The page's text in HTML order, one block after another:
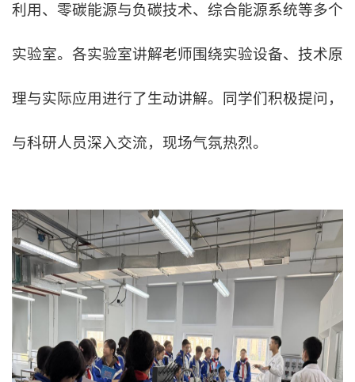
利用、零碳能源与负碳技术、综合能源系统等多个
实验室。各实验室讲解老师围绕实验设备、技术原
理与实际应用进行了生动讲解。同学们积极提问，
与科研人员深入交流，现场气氛热烈。